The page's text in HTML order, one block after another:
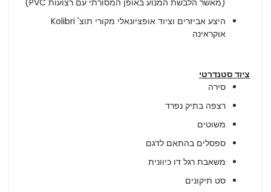
היצע אביזרים וציוד אופציונאלי מקורי תוצ' Kolibri
אוקראינה
ציוד סטנדרטי
סירה
רצפה בתיק נפרד
משוטים
ספסלים בהתאם לדגם
משאבת רגל דו כיוונית
סט תיקונים